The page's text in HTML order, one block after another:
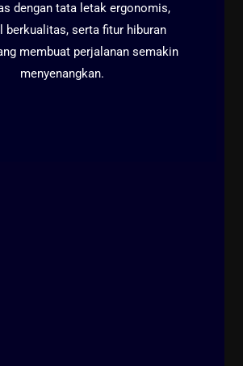
dengan tata letak ergonomis,
berkualitas, serta fitur hiburan
membuat perjalanan semakin
menyenangkan.